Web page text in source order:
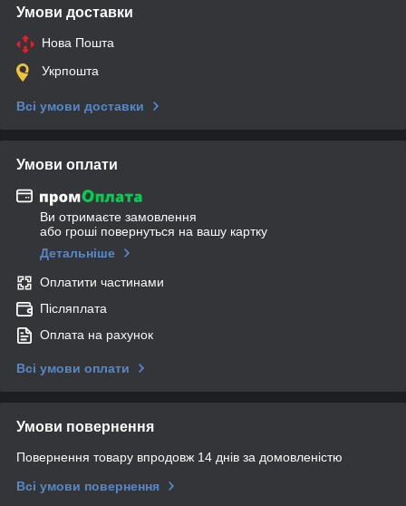
Умови доставки
Нова Пошта
Укрпошта
Всі умови доставки
Умови оплати
Ви отримаєте замовлення
або гроші повернуться на вашу картку
Детальніше
Оплатити частинами
Післяплата
Оплата на рахунок
Всі умови оплати
Умови повернення
Повернення товару впродовж 14 днів за домовленістю
Всі умови повернення